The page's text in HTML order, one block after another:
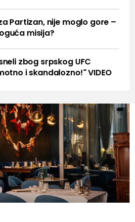
Partizan, nije moglo gore –
misija?
zbog srpskog UFC
i skandalozno!" VIDEO